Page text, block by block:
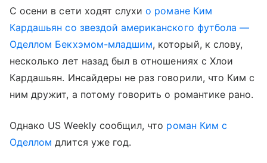
С осени в сети ходят слухио романе Ким
Кардашьян со звездой американского футбола —
Оделлом Бекхэмом-младшим, который, к слову,
несколько лет назад был в отношениях с Хлои
Кардашьян. Инсайдеры не раз говорили, что Ким с
ним дружит, а потому говорить о романтике рано.
Однако US Weekly сообщил, что роман Ким с
Оделлом длится уже год.